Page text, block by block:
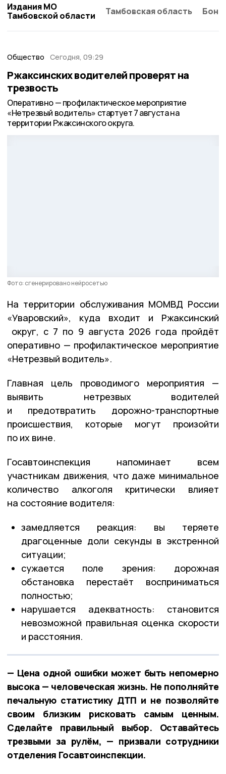
Издания МО
Тамбовской области
Тамбовская область
Общество Сегодня, 09:29
Ржаксинских водителей проверят на
трезвость
Оперативно — профилактическое мероприятие
«Нетрезвый водитель» стартует 7 августа на
территории Ржаксинского округа.
Фото: сгенерировано нейросетью
На территории обслуживания МОМВД России
«Уваровский», куда входит и Ржаксинский
округ, с 7 по 9 августа 2026 года пройдёт
оперативно — профилактическое мероприятие
«Нетрезвый водитель».
Главная цель проводимого мероприятия —
выявить нетрезвых водителей
и предотвратить дорожно-транспортные
происшествия, которые могут произойти
по их вине.
Госавтоинспекция напоминает всем
участникам движения, что даже минимальное
количество алкоголя критически влияет
на состояние водителя:
замедляется реакция: вы теряете
драгоценные доли секунды в экстренной
ситуации;
сужается поле зрения: дорожная
обстановка перестаёт восприниматься
полностью;
нарушается адекватность: становится
невозможной правильная оценка скорости
и расстояния.
— Цена одной ошибки может быть непомерно
высока — человеческая жизнь. Не пополняйте
печальную статистику ДТП и не позволяйте
своим близким рисковать самым ценным.
Сделайте правильный выбор. Оставайтесь
трезвыми за рулём, — призвали сотрудники
отделения Госавтоинспекции.